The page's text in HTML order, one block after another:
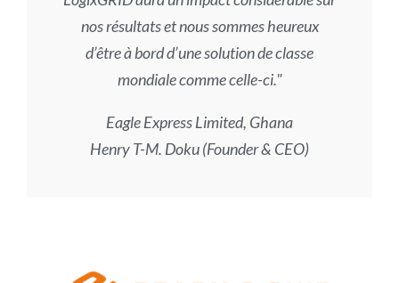
nos résultats et nous sommes heureux
d’être à bord d’une solution de classe
mondiale comme celle-ci.
Eagle Express Limited, Ghana
Henry T-M. Doku (Founder & CEO)